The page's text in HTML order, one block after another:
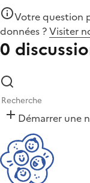
Votre question
données ?Visiter
0
Démarrer une